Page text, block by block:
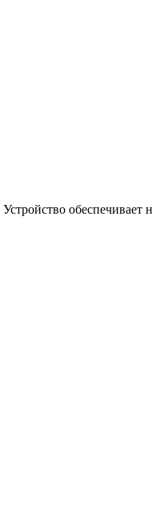
обеспечивает